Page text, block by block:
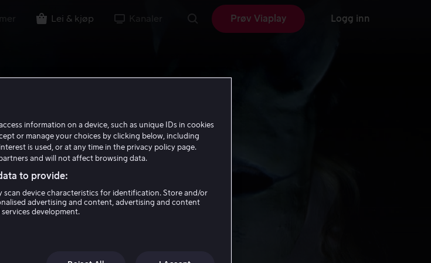
Lei & kjøp Kanaler Prøv Viaplay Logg inn
information on a device, such as unique IDs in cookies
or manage your choices by clicking below, including
is used, or at any time in the privacy policy page.
and will not affect browsing data.
to provide:
scan device characteristics for identification. Store and/or
advertising and content, advertising and content
development.